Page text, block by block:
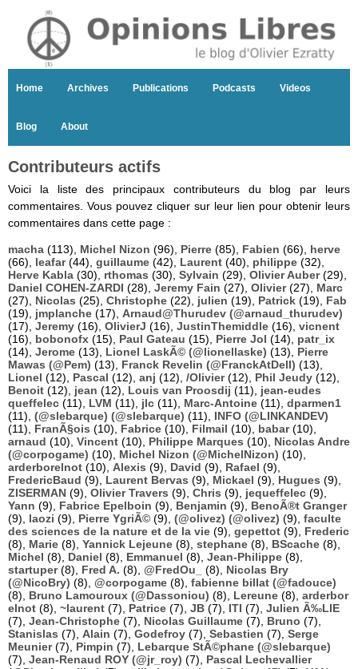
Home Archives Publications Podcasts Videos
Blog About
Contributeurs actifs
Voici la liste des principaux contributeurs du blog par leurs
commentaires. Vous pouvez cliquer sur leur lien pour obtenir leurs
commentaires dans cette page :
macha (113), Michel Nizon (96), Pierre (85), Fabien (66), herve
(66), leafar(44), guillaume (42), Laurent (40), philippe (32),
Herve Kabla (30), rthomas (30), Sylvain (29), Olivier Auber(29),
Daniel COHEN-ZARDI (28), Jeremy Fain (27), Olivier(27), Marc
(27), Nicolas (25), Christophe (22), julien (19), Patrick (19), Fab
(19), jmplanche (17), Arnaud@Thurudev (@arnaud_thurudev)
(17), Jeremy (16), OlivierJ (16), JustinThemiddle (16), vicnent
(16), bobonofx (15), Paul Gateau (15), Pierre Jol (14), patr_ix
(14), Jerome (13), Lionel LaskÃ© (@lionellaske) (13), Pierre
Mawas (@Pem) (13), Franck Revelin (@FranckAtDell) (13),
Lionel (12), Pascal (12), anj (12), /Olivier(12), Phil Jeudy (12),
Benoit (12), jean (12), Louis van Proosdij (11), jean-eudes
queffelec (11), LVM (11), jlc (11), Marc-Antoine (11), dparmen1
(11), (@slebarque) (@slebarque) (11), INFO (@LINKANDEV)
(11), FranÃ§ois (10), Fabrice (10), Filmail (10), babar(10),
arnaud (10), Vincent (10), Philippe Marques (10), Nicolas Andre
(@corpogame) (10), Michel Nizon (@MichelNizon) (10),
arderborelnot (10), Alexis (9), David (9), Rafael (9),
FredericBaud (9), Laurent Bervas (9), Mickael (9), Hugues (9),
ZISERMAN (9), Olivier Travers (9), Chris (9), jequeffelec (9),
Yann (9), Fabrice Epelboin (9), Benjamin (9), BenoÃ®t Granger
(9), laozi (9), Pierre YgriÃ© (9), (@olivez) (@olivez) (9), faculte
des sciences de la nature et de la vie (9), gepettot (9), Frederic
(8), Marie (8), Yannick Lejeune (8), stephane (8), BScache (8),
Michel (8), Daniel (8), Emmanuel (8), Jean-Philippe (8),
startuper(8), Fred A. (8), @FredOu_ (8), Nicolas Bry
(@NicoBry) (8), @corpogame (8), fabienne billat (@fadouce)
(8), Bruno Lamouroux (@Dassoniou) (8), Lereune (8), arderbor
elnot (8), ~laurent (7), Patrice (7), JB (7), ITI (7), Julien Ã‰LIE
(7), Jean-Christophe (7), Nicolas Guillaume (7), Bruno (7),
Stanislas (7), Alain (7), Godefroy (7), Sebastien (7), Serge
Meunier(7), Pimpin (7), Lebarque StÃ©phane (@slebarque)
(7), Jean-Renaud ROY (@jr_roy) (7), Pascal Lechevallier